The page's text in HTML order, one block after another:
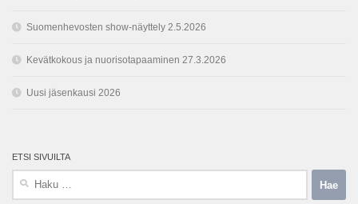
Suomenhevosten show-näyttely 2.5.2026
Kevätkokous ja nuorisotapaaminen 27.3.2026
Uusi jäsenkausi 2026
ETSI SIVUILTA